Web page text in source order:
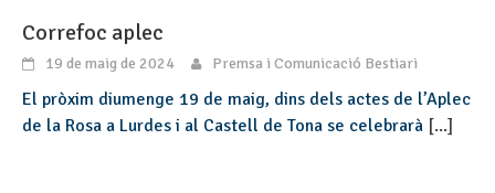
Correfoc aplec
19 de maig de 2024 Premsa i Comunicació Bestiari
El pròxim diumenge 19 de maig, dins dels actes de l’Aplec
de la Rosa a Lurdes i al Castell de Tona se celebrarà [...]